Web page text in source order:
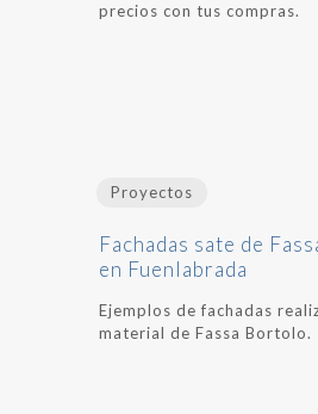
precios con tus compras.
Proyectos
Fachadas sate de
en Fuenlabrada
Ejemplos de fachadas
material de Fassa Bortolo.